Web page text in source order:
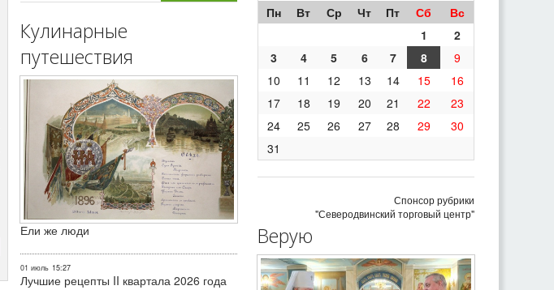
Кулинарные
путешествия
Ели же люди
01 июль 15:27
Лучшие рецепты II квартала 2026 года
Пн Вт Ср Чт Пт Сб
Вс
1
2
3
4 5 6 7 8
9
10
11 12 13 14 15
16
17
18 19 20 21 22
23
24
25 26 27 28 29
30
31
Спонсор рубрики
"Северодвинский торговый центр"
Верую